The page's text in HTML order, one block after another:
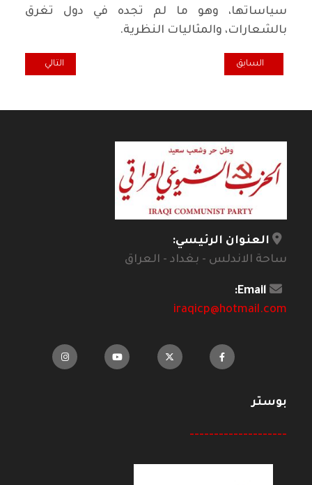
سياساتها، وهو ما لم تجده في دول تغرق
بالشعارات، والمثاليات النظرية.
المقال السابق: مظلومية العراقيين… من لها ؟
السابق المقال التالي:
التالي
العنوان الرئيسي:
ساحة الاندلس - بغداد - العراق
Email:
iraqicp@hotmail.com
بوستر
--------------------